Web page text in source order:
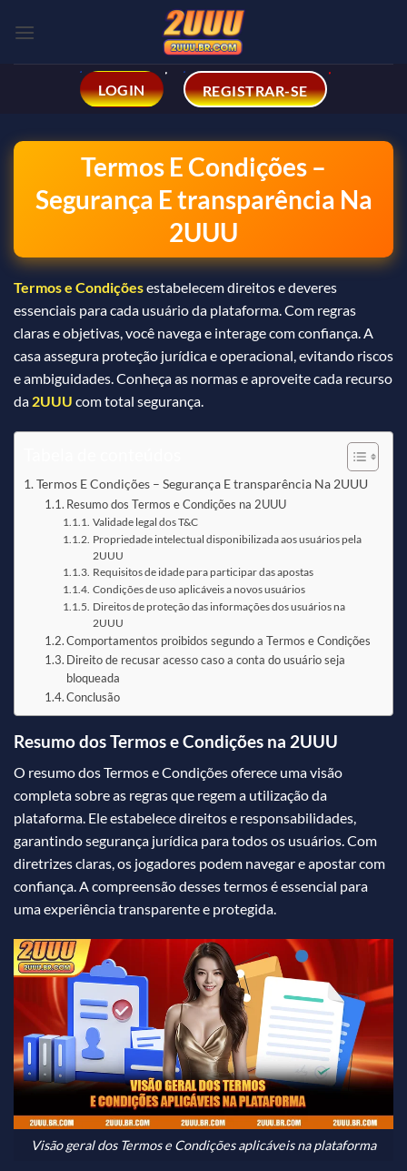
LOGIN
REGISTRAR-SE
Termos E Condições –
Segurança E transparência Na
2UUU
Termos e Condiçõesestabelecem direitos e deveres
essenciais para cada usuário da plataforma. Com regras
claras e objetivas, você navega e interage com confiança. A
casa assegura proteção jurídica e operacional, evitando riscos
e ambiguidades. Conheça as normas e aproveite cada recurso
da 2UUU com total segurança.
Termos E Condições – Segurança E transparência Na 2UUU
Resumo dos Termos e Condições na 2UUU
Validade legal dos T&C
Propriedade intelectual disponibilizada aos usuários pela
2UUU
Requisitos de idade para participar das apostas
Condições de uso aplicáveis a novos usuários
Direitos de proteção das informações dos usuários na
2UUU
Comportamentos proibidos segundo a Termos e Condições
Direito de recusar acesso caso a conta do usuário seja
bloqueada
Conclusão
Resumo dos Termos e Condições na 2UUU
O resumo dos Termos e Condições oferece uma visão
completa sobre as regras que regem a utilização da
plataforma. Ele estabelece direitos e responsabilidades,
garantindo segurança jurídica para todos os usuários. Com
diretrizes claras, os jogadores podem navegar e apostar com
confiança. A compreensão desses termos é essencial para
uma experiência transparente e protegida.
Visão geral dos Termos e Condições aplicáveis na plataforma